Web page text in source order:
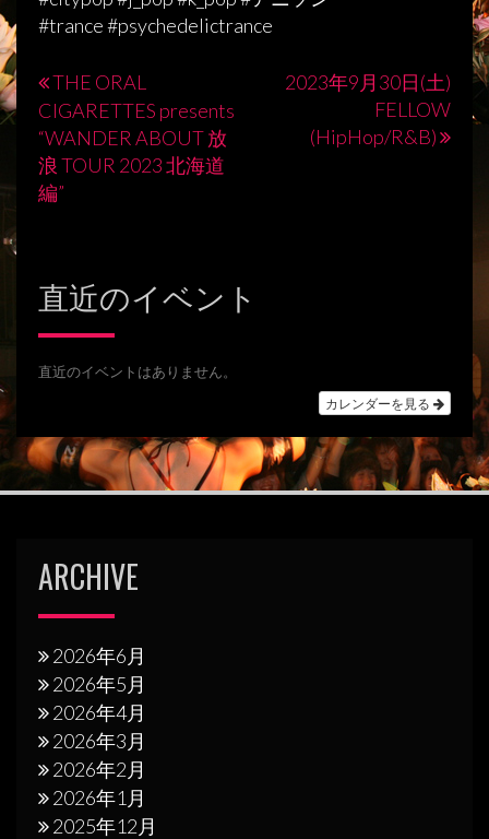
#trance #psychedelictrance
投
稿
ナ
ビ
ー
シ
ョ
THE ORAL
CIGARETTES presents
“WANDER ABOUT 放
浪 TOUR 2023 北海道
編”
2023年9月30日(土)
FELLOW
(HipHop/R&B)
直近のイベント
直近のイベントはありません。
カレンダーを見る
ARCHIVE
2026年6月
2026年5月
2026年4月
2026年3月
2026年2月
2026年1月
2025年12月